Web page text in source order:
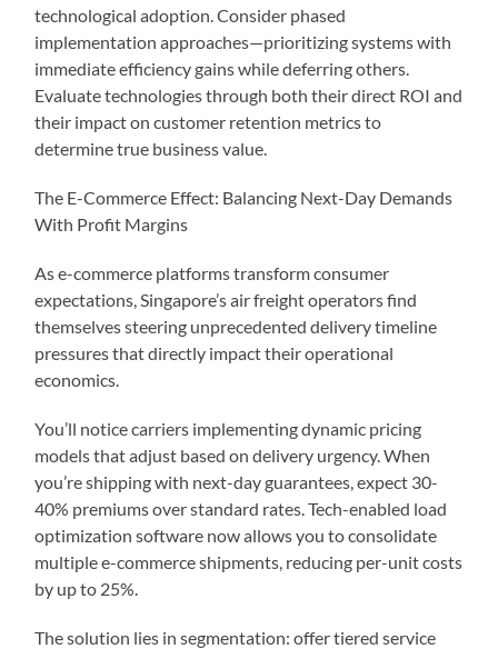
technological adoption. Consider phased
implementation approaches—prioritizing systems with
immediate efficiency gains while deferring others.
Evaluate technologies through both their direct ROI and
their impact on customer retention metrics to
determine true business value.
The E-Commerce Effect: Balancing Next-Day Demands
With Profit Margins
As e-commerce platforms transform consumer
expectations, Singapore’s air freight operators find
themselves steering unprecedented delivery timeline
pressures that directly impact their operational
economics.
You’ll notice carriers implementing dynamic pricing
models that adjust based on delivery urgency. When
you’re shipping with next-day guarantees, expect 30-
40% premiums over standard rates. Tech-enabled load
optimization software now allows you to consolidate
multiple e-commerce shipments, reducing per-unit costs
by up to 25%.
The solution lies in segmentation: offer tiered service